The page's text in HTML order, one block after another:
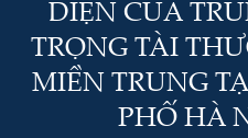
DIỆN CỦA
TRỌNG TÀI
MIỀN TRUNG
PHỐ HÀ